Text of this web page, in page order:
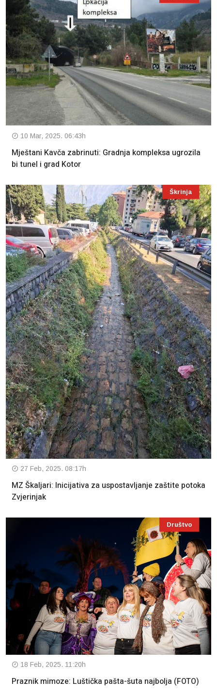
10 Mar, 2025. 06:43h
Mještani Kavča zabrinuti: Gradnja kompleksa ugrozila
bi tunel i grad Kotor
Škrinja
27 Feb, 2025. 08:17h
MZ Škaljari: Inicijativa za uspostavljanje zaštite potoka
Zvjerinjak
Društvo
18 Feb, 2025. 11:20h
Praznik mimoze: Luštička pašta-šuta najbolja (FOTO)